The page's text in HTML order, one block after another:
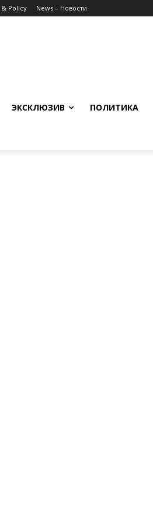
Policy News – Новости
ЭКСКЛЮЗИВ ПОЛИТИКА